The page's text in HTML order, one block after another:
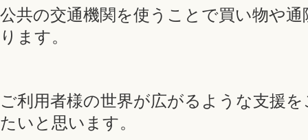
公共の交通機関を使うことで買い物や
ります。
ご利用者様の世界が広がるような支援
たいと思います。